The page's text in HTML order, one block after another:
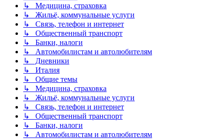
↳ Медицина, страховка
↳ Жильё, коммунальные услуги
↳ Связь, телефон и интернет
↳ Общественный транспорт
↳ Банки, налоги
↳ Автомобилистам и автолюбителям
↳ Дневники
↳ Италия
↳ Общие темы
↳ Медицина, страховка
↳ Жильё, коммунальные услуги
↳ Связь, телефон и интернет
↳ Общественный транспорт
↳ Банки, налоги
↳ Автомобилистам и автолюбителям